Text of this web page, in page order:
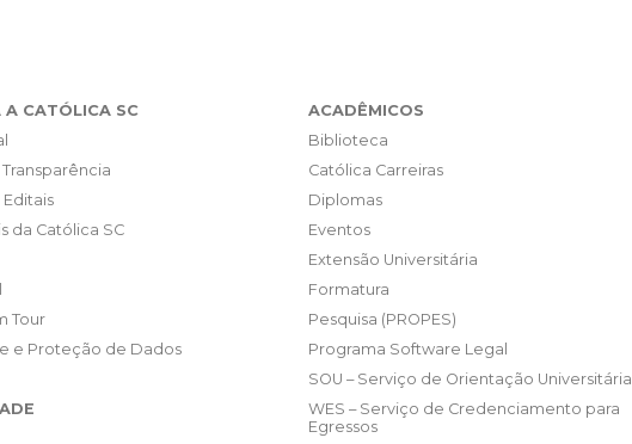
A CATÓLICA SC
da Católica SC
Tour
e Proteção de Dados
ACADÊMICOS
Biblioteca
Católica Carreiras
Diplomas
Eventos
Extensão Universitária
Formatura
Pesquisa (PROPES)
Programa Software Legal
SOU – Serviço de Orientação Universitária
WES – Serviço de Credenciamento para
Egressos